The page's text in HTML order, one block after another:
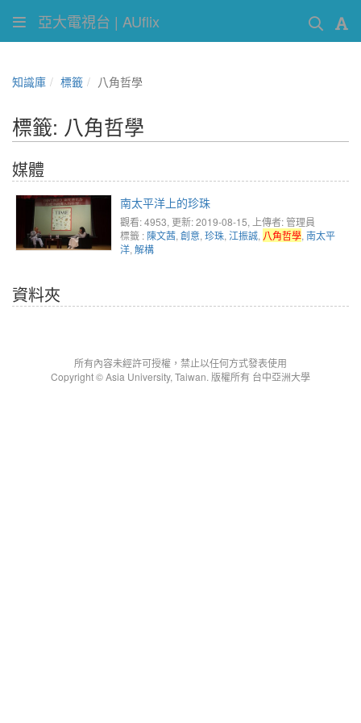
亞大電視台 | AUflix
知識庫 標籤 八角哲學
標籤: 八角哲學
媒體
南太平洋上的珍珠
觀看: 4953, 更新: 2019-08-15, 上傳者: 管理員
標籤 : 陳文茜, 創意, 珍珠, 江振誠, 八角哲學, 南太平
洋, 解構
資料夾
所有內容未經許可授權，禁止以任何方式發表使用
Copyright © Asia University, Taiwan. 版權所有 台中亞洲大學